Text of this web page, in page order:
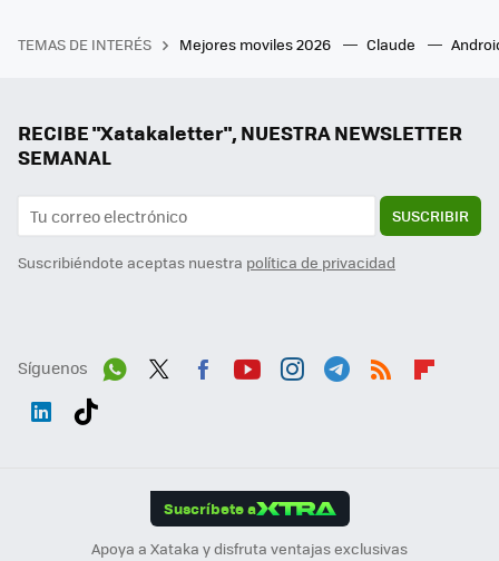
TEMAS DE INTERÉS Mejores moviles 2026 Claude
RECIBE "Xatakaletter", NUESTRA NEWSLETTER
SEMANAL
SUSCRIBIR
Suscribiéndote aceptas nuestra política de privacidad
Síguenos
Suscríbete a
Apoya a Xataka y disfruta ventajas exclusivas